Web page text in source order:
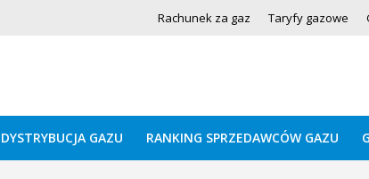
Rachunek za gaz Taryfy gazowe
DYSTRYBUCJA GAZU RANKING SPRZEDAWCÓW GAZU